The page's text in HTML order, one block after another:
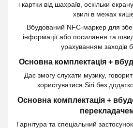
і картки від шахраїв, оскільки
хвилі в межах
Вбудований NFC-маркер для
інформації або посилання та
урахуванням заходів
Основна комплектація +
Дає змогу слухати музику,
користуватися Siri без
Основна комплектація +
Гарнітура та спеціальний